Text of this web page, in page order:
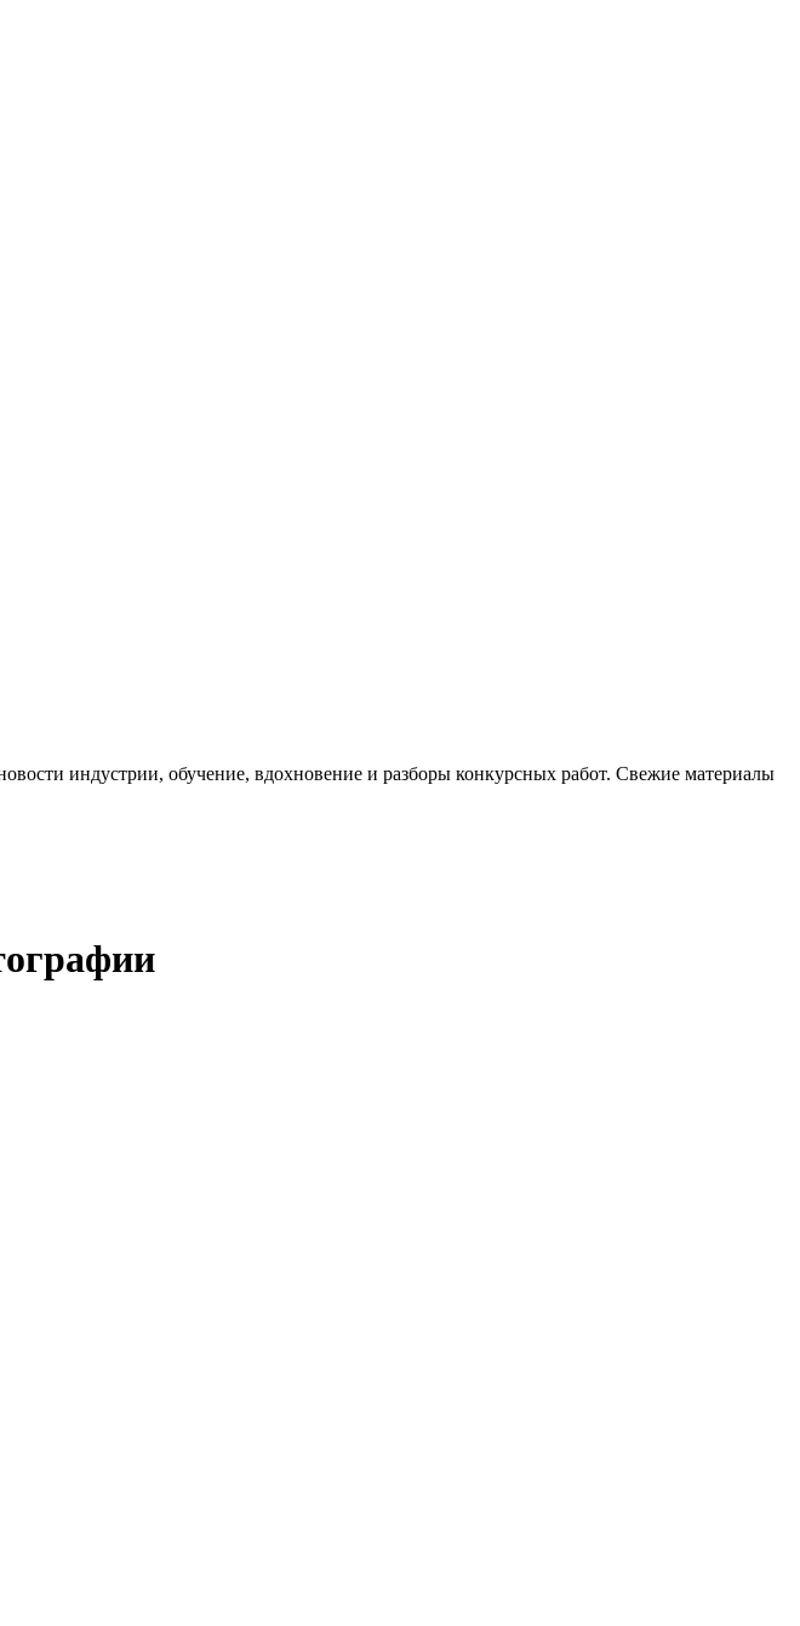
индустрии, обучение, вдохновение и разборы конкурсных работ. Свежие материалы